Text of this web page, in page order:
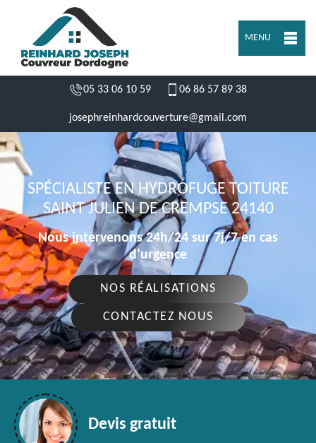
MENU
05 33 06 10 59 06 86 57 89 38
josephreinhardcouverture@gmail.com
SPÉCIALISTE EN HYDROFUGE TOITURE
SAINT JULIEN DE CREMPSE 24140
Nous intervenons 24h/24 sur 7j/7 en cas
d'urgence
NOS RÉALISATIONS
CONTACTEZ NOUS
Devis gratuit